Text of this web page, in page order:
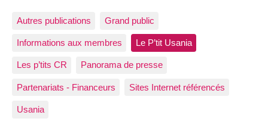
Autres publications Grand public
Informations aux membres Le P’tit Usania
Les p’tits CR Panorama de presse
Partenariats - Financeurs Sites Internet référencés
Usania